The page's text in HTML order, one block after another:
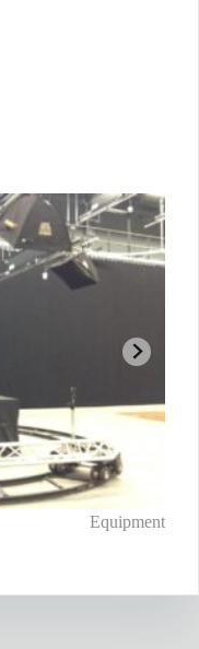
Equipment